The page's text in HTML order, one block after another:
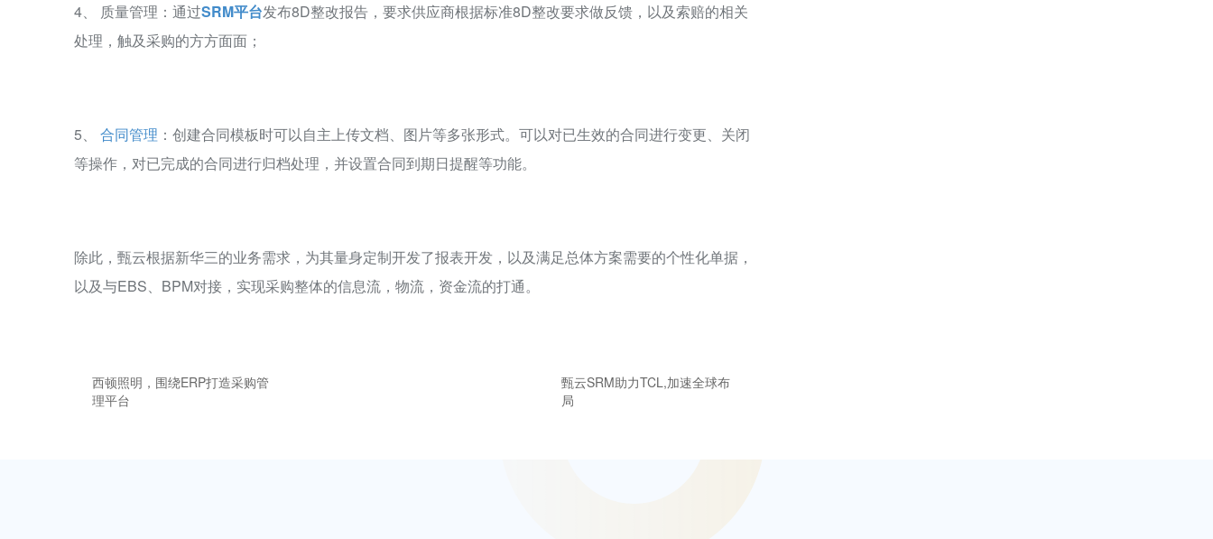
4、 质量管理：通过SRM平台发布8D整改报告，要求供应商根据标准8D整改要求做反馈，以及索赔的相关
处理，触及采购的方方面面；
5、 合同管理 ：创建合同模板时可以自主上传文档、图片等多张形式。可以对已生效的合同进行变更、关闭
等操作，对已完成的合同进行归档处理，并设置合同到期日提醒等功能。
除此，甄云根据新华三的业务需求，为其量身定制开发了报表开发，以及满足总体方案需要的个性化单据，
以及与EBS、BPM对接，实现采购整体的信息流，物流，资金流的打通。
西顿照明，围绕ERP打造采购管
理平台
甄云SRM助力TCL,加速全球布
局